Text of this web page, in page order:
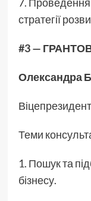
стратегії
#3 —
Олександра
Теми
1. Пошук та
бізнесу.